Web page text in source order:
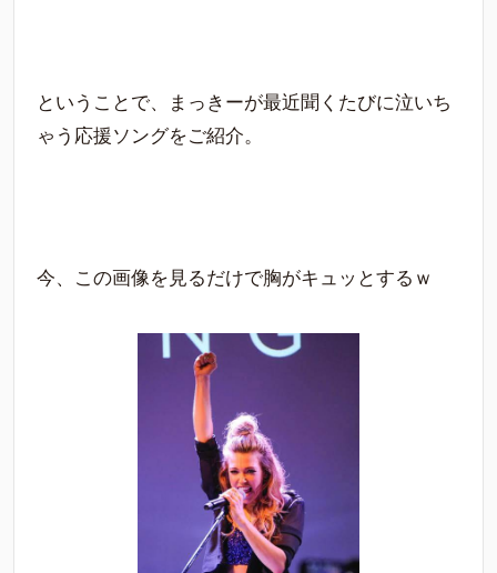
ということで、まっきーが最近聞くたびに泣いち
ゃう応援ソングをご紹介。
今、この画像を見るだけで胸がキュッとするｗ